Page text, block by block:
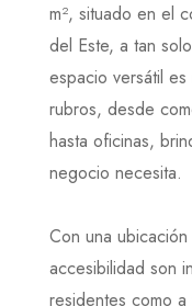
m², situado en el
del Este, a tan
espacio versátil
rubros, desde
hasta oficinas,
negocio necesita.
Con una
accesibilidad son
residentes como